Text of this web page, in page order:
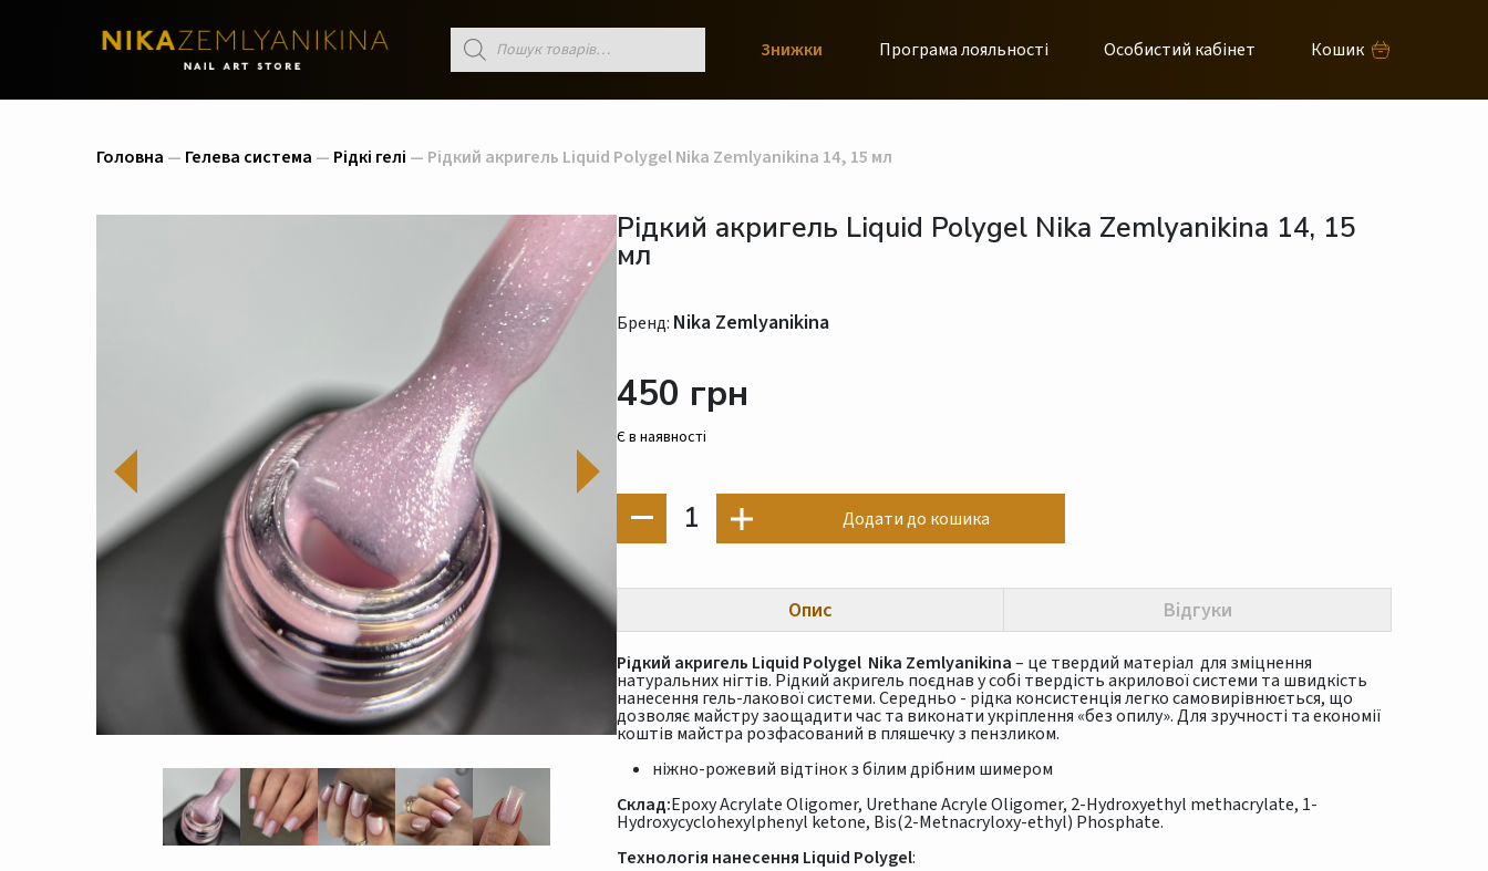
Пошук
товарів Знижки Програма лояльності Особистий кабінет Кошик
Головна — Гелева система — Рідкі гелі — Рідкий акригель Liquid Polygel Nika Zemlyanikina 14, 15 мл
Рідкий акригель Liquid Polygel Nika Zemlyanikina 14, 15
мл
Бренд: Nika Zemlyanikina
450 грн
Є в наявності
1 Додати до кошика
Опис Відгуки
Рідкий акригель Liquid Polygel Nika Zemlyanikina– це твердий матеріал для зміцнення
натуральних нігтів. Рідкий акригель поєднав у собі твердість акрилової системи та швидкість
нанесення гель-лакової системи. Середньо - рідка консистенція легко самовирівнюється, що
дозволяє майстру заощадити час та виконати укріплення «без опилу». Для зручності та економії
коштів майстра розфасований в пляшечку з пензликом.
ніжно-рожевий відтінок з білим дрібним шимером
Склад:Epoxy Acrylate Oligomer, Urethane Acryle Oligomer, 2-Hydroxyethyl methacrylate, 1-
Hydroxycyclohexylphenyl ketone, Bis(2-Metnacryloxy-ethyl) Phosphate.
Технологія нанесення Liquid Polygel: